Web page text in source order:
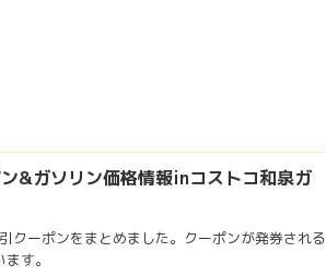
&ガソリン価格情報inコストコ和泉ガ
クーポンをまとめました。クーポンが発券される
す。